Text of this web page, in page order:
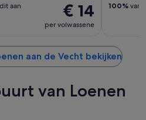
€ 14
per volwassene
aan 100% van
aan de Vecht bekijken
van Loenen